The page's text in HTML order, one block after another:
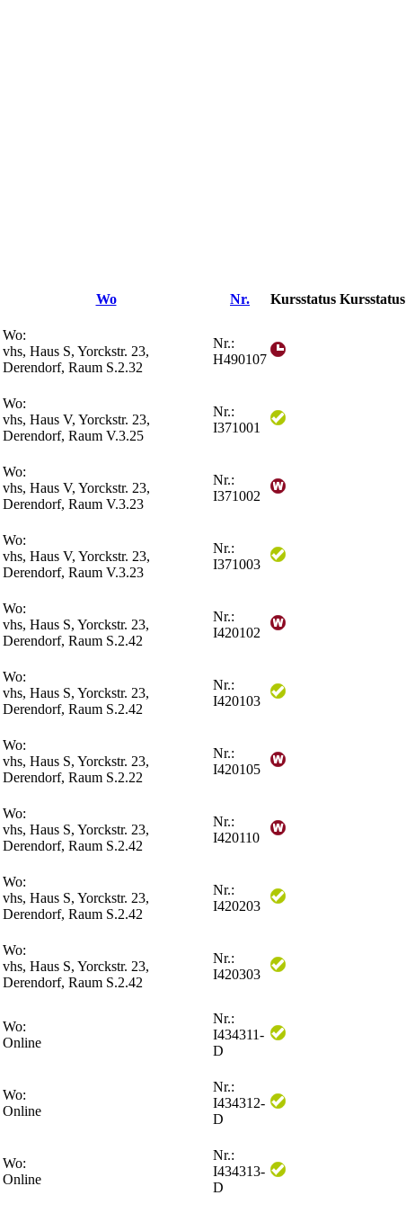
Wo Nr. Kursstatus Kursstatus
Wo:
vhs, Haus S, Yorckstr. 23,
Derendorf, Raum S.2.32
Nr.:
H490107
Wo:
vhs, Haus V, Yorckstr. 23,
Derendorf, Raum V.3.25
Nr.:
I371001
Wo:
vhs, Haus V, Yorckstr. 23,
Derendorf, Raum V.3.23
Nr.:
I371002
Wo:
vhs, Haus V, Yorckstr. 23,
Derendorf, Raum V.3.23
Nr.:
I371003
Wo:
vhs, Haus S, Yorckstr. 23,
Derendorf, Raum S.2.42
Nr.:
I420102
Wo:
vhs, Haus S, Yorckstr. 23,
Derendorf, Raum S.2.42
Nr.:
I420103
Wo:
vhs, Haus S, Yorckstr. 23,
Derendorf, Raum S.2.22
Nr.:
I420105
Wo:
vhs, Haus S, Yorckstr. 23,
Derendorf, Raum S.2.42
Nr.:
I420110
Wo:
vhs, Haus S, Yorckstr. 23,
Derendorf, Raum S.2.42
Nr.:
I420203
Wo:
vhs, Haus S, Yorckstr. 23,
Derendorf, Raum S.2.42
Nr.:
I420303
Wo:
Online
Nr.:
I434311-
D
Wo:
Online
Nr.:
I434312-
D
Wo:
Online
Nr.:
I434313-
D